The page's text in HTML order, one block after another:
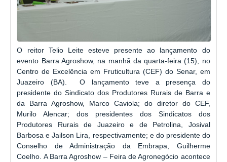
O reitor Telio Leite esteve presente ao lançamento do
evento Barra Agroshow, na manhã da quarta-feira (15), no
Centro de Excelência em Fruticultura (CEF) do Senar, em
Juazeiro (BA). O lançamento teve a presença do
presidente do Sindicato dos Produtores Rurais de Barra e
da Barra Agroshow, Marco Caviola; do diretor do CEF,
Murilo Alencar; dos presidentes dos Sindicatos dos
Produtores Rurais de Juazeiro e de Petrolina, Josival
Barbosa e Jailson Lira, respectivamente; e do presidente do
Conselho de Administração da Embrapa, Guilherme
Coelho. A Barra Agroshow – Feira de Agronegócio acontece